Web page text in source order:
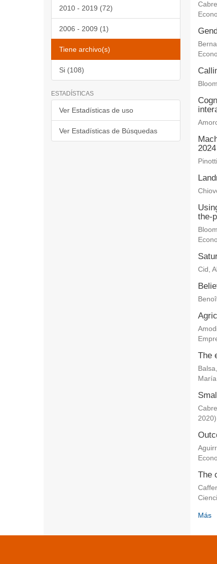
2010 - 2019 (72)
2006 - 2009 (1)
Tiene archivo(s)
Si (108)
ESTADÍSTICAS
Ver Estadísticas de uso
Ver Estadísticas de Búsquedas
2024
the-
Cid,
The
2020)
The
Más